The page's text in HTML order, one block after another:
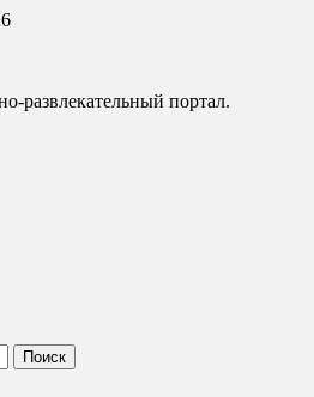
развлекательный портал.